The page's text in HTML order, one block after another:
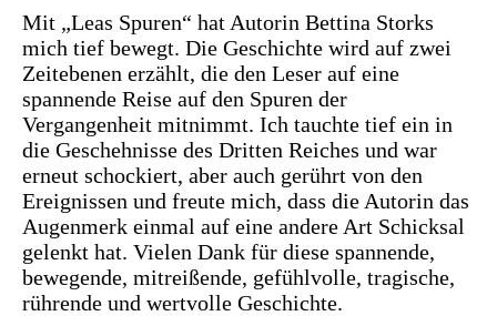
Mit „Leas Spuren“ hat Autorin Bettina Storks
mich tief bewegt. Die Geschichte wird auf zwei
Zeitebenen erzählt, die den Leser auf eine
spannende Reise auf den Spuren der
Vergangenheit mitnimmt. Ich tauchte tief ein in
die Geschehnisse des Dritten Reiches und war
erneut schockiert, aber auch gerührt von den
Ereignissen und freute mich, dass die Autorin das
Augenmerk einmal auf eine andere Art Schicksal
gelenkt hat. Vielen Dank für diese spannende,
bewegende, mitreißende, gefühlvolle, tragische,
rührende und wertvolle Geschichte.